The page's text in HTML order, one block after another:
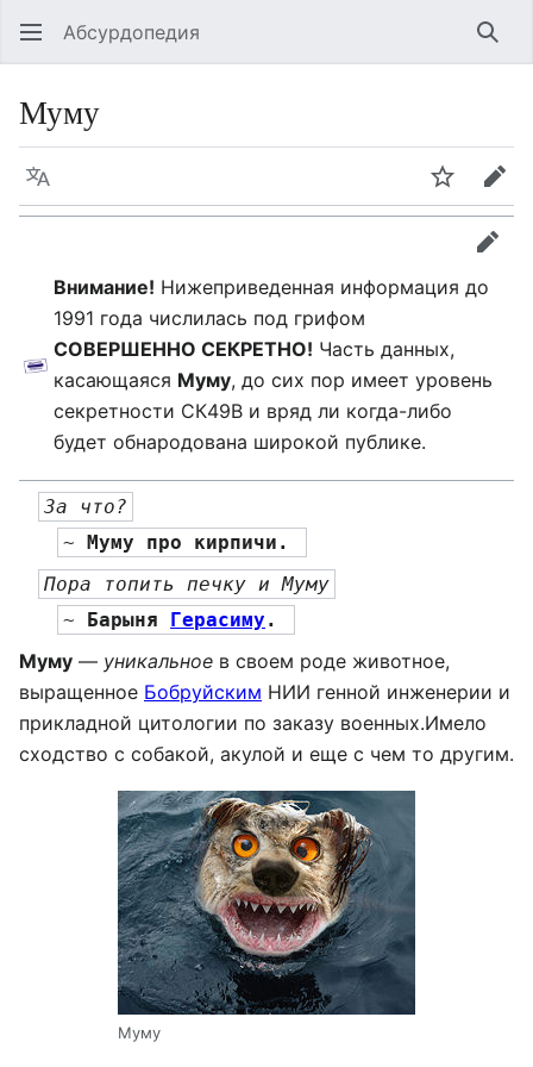
Абсурдопедия
Муму
Язык
Внимание! Нижеприведенная информация до
1991 года числилась под грифом
СОВЕРШЕННО СЕКРЕТНО! Часть данных,
касающаяся Муму, до сих пор имеет уровень
секретности СК49В и вряд ли когда-либо
будет обнародована широкой публике.
За что?
~
Муму про кирпичи.
Пора топить печку и Муму
~
Барыня Герасиму .
Муму — уникальное в своем роде животное,
выращенное Бобруйским НИИ генной инженерии и
прикладной цитологии по заказу военных.Имело
сходство с собакой, акулой и еще с чем то другим.
Муму